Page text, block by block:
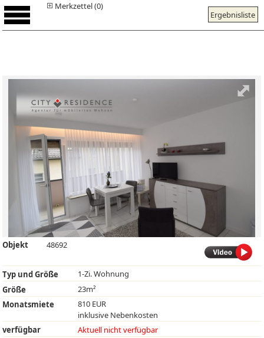
Ergebnisliste
Merkzettel (0)
Objekt 48692
Typ und Größe
1-Zi. Wohnung
Größe
23m²
Monatsmiete
810 EUR
inklusive Nebenkosten
verfügbar
Aktuell nicht verfügbar